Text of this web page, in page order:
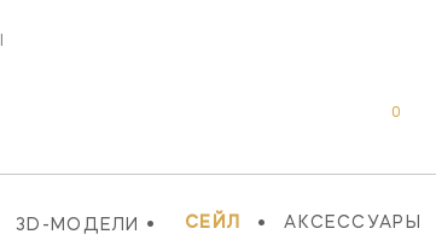
3D-МОДЕЛИ • СЕЙЛ • АКСЕССУАРЫ
0